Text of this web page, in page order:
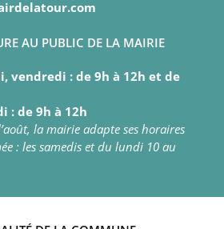
AU PUBLIC DE LA MAIRIE
vendredi : de 9h à 12h et de
: de 9h à 12h
la mairie adapte ses horaires
: les samedis et du lundi 10 au